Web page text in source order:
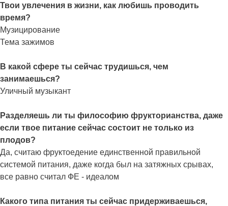
Твои увлечения в жизни, как любишь проводить
время?
Музицирование
Тема зажимов
В какой сфере ты сейчас трудишься, чем
занимаешься?
Уличный музыкант
Разделяешь ли ты философию фрукторианства, даже
если твое питание сейчас состоит не только из
плодов?
Да, считаю фруктоедение единственной правильной
системой питания, даже когда был на затяжных срывах,
все равно считал ФЕ - идеалом
Какого типа питания ты сейчас придерживаешься,